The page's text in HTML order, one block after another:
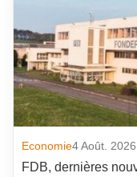
Economie4 Août. 2026
FDB, dernières